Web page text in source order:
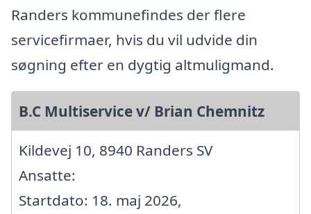
Randers kommunefindes der flere
servicefirmaer, hvis du vil udvide din
søgning efter en dygtig altmuligmand.
B.C Multiservice v/ Brian Chemnitz
Kildevej 10, 8940 Randers SV
Ansatte:
Startdato: 18. maj 2026,